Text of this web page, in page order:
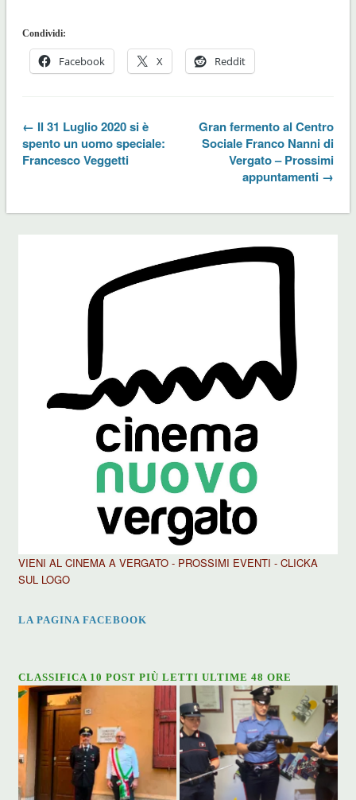
Condividi:
Facebook X Reddit
← Il 31 Luglio 2020 si è
spento un uomo speciale:
Francesco Veggetti
Gran fermento al Centro
Sociale Franco Nanni di
Vergato – Prossimi
appuntamenti →
VIENI AL CINEMA A VERGATO - PROSSIMI EVENTI - CLICKA
SUL LOGO
LA PAGINA FACEBOOK
CLASSIFICA 10 POST PIÙ LETTI ULTIME 48 ORE